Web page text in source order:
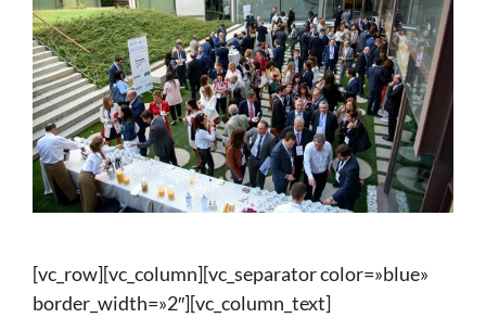
[vc_row][vc_column][vc_separator color=»blue»
border_width=»2″][vc_column_text]